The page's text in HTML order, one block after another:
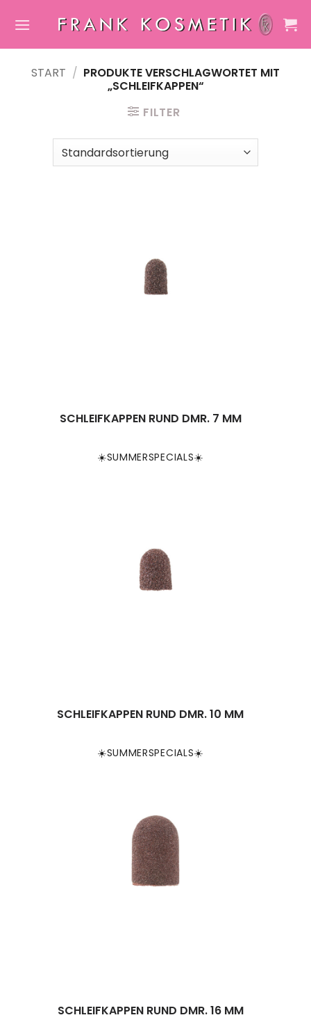
Inhalt
START / PRODUKTE VERSCHLAGWORTET MIT
„SCHLEIFKAPPEN“
FILTER
☀️SUMMERSPECIALS☀️
SCHLEIFKAPPEN RUND DMR. 7 MM
☀️SUMMERSPECIALS☀️
SCHLEIFKAPPEN RUND DMR. 10 MM
SCHLEIFKAPPEN RUND DMR. 16 MM